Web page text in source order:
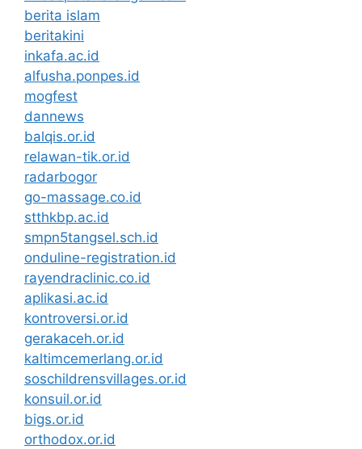
berita islam
beritakini
inkafa.ac.id
alfusha.ponpes.id
mogfest
dannews
balqis.or.id
relawan-tik.or.id
radarbogor
go-massage.co.id
stthkbp.ac.id
smpn5tangsel.sch.id
onduline-registration.id
rayendraclinic.co.id
aplikasi.ac.id
kontroversi.or.id
gerakaceh.or.id
kaltimcemerlang.or.id
soschildrensvillages.or.id
konsuil.or.id
bigs.or.id
orthodox.or.id